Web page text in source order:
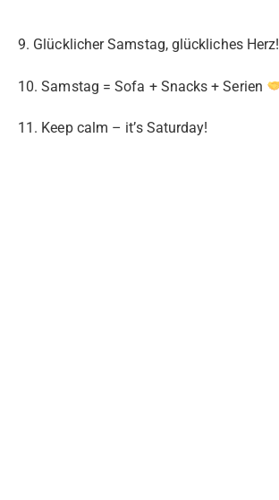
9. Glücklicher Samstag, glückliches Herz!
10. Samstag = Sofa + Snacks + Serien
11. Keep calm – it’s Saturday!